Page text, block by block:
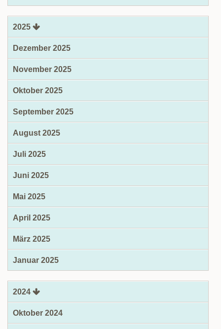
2025
Dezember 2025
November 2025
Oktober 2025
September 2025
August 2025
Juli 2025
Juni 2025
Mai 2025
April 2025
März 2025
Januar 2025
2024
Oktober 2024